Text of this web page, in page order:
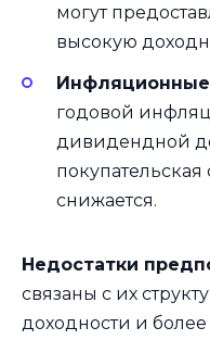
могут
высокую
Инфляционные
годовой
дивидендной
снижается.
Недостатки
связаны с их
доходности и